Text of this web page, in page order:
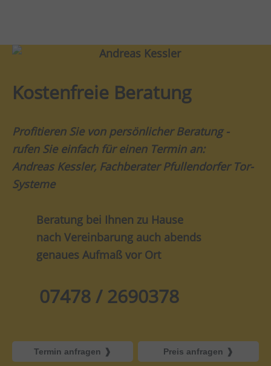
Kostenfreie Beratung
Profitieren Sie von persönlicher Beratung -
rufen Sie einfach für einen Termin an:
Andreas Kessler, Fachberater Pfullendorfer Tor-
Systeme
Beratung bei Ihnen zu Hause
nach Vereinbarung auch abends
genaues Aufmaß vor Ort
07478 / 2690378
Termin anfragen Preis anfragen